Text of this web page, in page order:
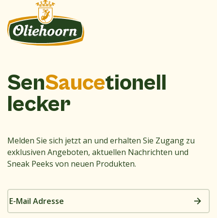
SenSaucetionell
lecker
Melden Sie sich jetzt an und erhalten Sie Zugang zu
exklusiven Angeboten, aktuellen Nachrichten und
Sneak Peeks von neuen Produkten.
E-
Mail